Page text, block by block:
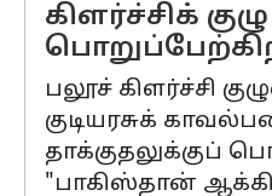
கிளர்ச்சிக் குழு
பலூச் கிளர்ச்சி
குடியரசுக்
தாக்குதலுக்குப்
"பாகிஸ்தான்